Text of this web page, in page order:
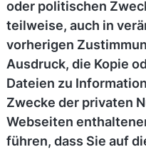
oder politischen
teilweise, auch in
vorherigen
Ausdruck, die Kopie
Dateien zu
Zwecke der privaten
Webseiten
führen, dass Sie auf